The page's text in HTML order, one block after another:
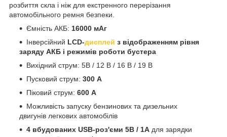
розбиття скла і ніж для екстренного перерізання
автомобільного ремня безпеки.
Ємність АКБ: 16000 мАг
Інверсійний LCD-дисплей з відображенням рівня
заряду АКБ і режимів роботи бустера
Вихідний струм: 5В / 12 В / 16 В / 19 В
Пусковий струм: 300 А
Піковий струм: 600 А
Можливість запуску бензинових та дизельних
двигунів легкових автомобілів
4 вбудованих USB-роз'єми 5В / 1А для зарядки